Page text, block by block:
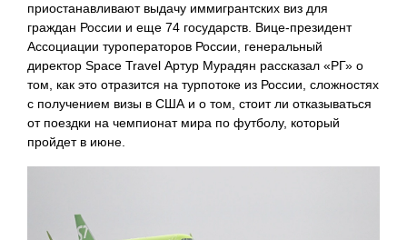
приостанавливают выдачу иммигрантских виз для
граждан России и еще 74 государств. Вице-президент
Ассоциации туроператоров России, генеральный
директор Space Travel Артур Мурадян рассказал «РГ» о
том, как это отразится на турпотоке из России, сложностях
с получением визы в США и о том, стоит ли отказываться
от поездки на чемпионат мира по футболу, который
пройдет в июне.